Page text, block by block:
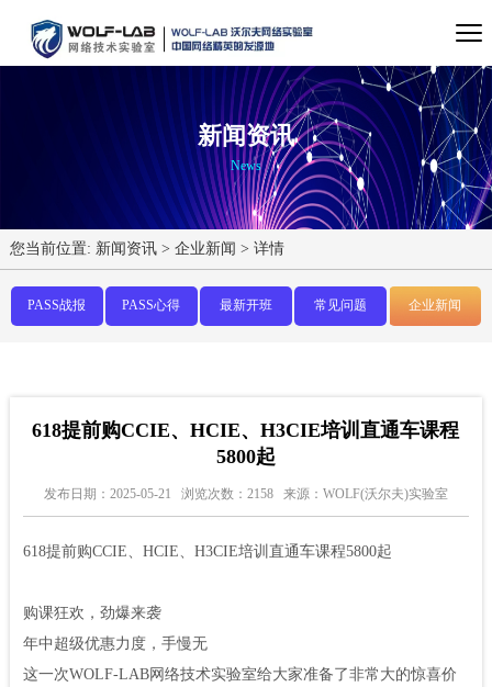
新闻资讯
News
您当前位置: 新闻资讯> 企业新闻 > 详情
PASS战报 PASS心得 最新开班 常见问题 企业新闻
618提前购CCIE、HCIE、H3CIE培训直通车课程
5800起
发布日期：2025-05-21 浏览次数：2158 来源：WOLF(沃尔夫)实验室
618提前购CCIE、HCIE、H3CIE培训直通车课程5800起
购课狂欢，劲爆来袭
年中超级优惠力度，手慢无
这一次WOLF-LAB网络技术实验室给大家准备了非常大的惊喜价